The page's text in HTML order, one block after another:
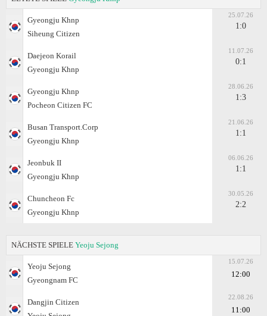
Gyeongju Khnp
Siheung Citizen
25.07.26
1:0
Daejeon Korail
Gyeongju Khnp
11.07.26
0:1
Gyeongju Khnp
Pocheon Citizen FC
28.06.26
1:3
Busan Transport.Corp
Gyeongju Khnp
21.06.26
1:1
Jeonbuk II
Gyeongju Khnp
06.06.26
1:1
Chuncheon Fc
Gyeongju Khnp
30.05.26
2:2
NÄCHSTE SPIELE Yeoju Sejong
Yeoju Sejong
Gyeongnam FC
15.07.26
12:00
Dangjin Citizen
22.08.26
11:00